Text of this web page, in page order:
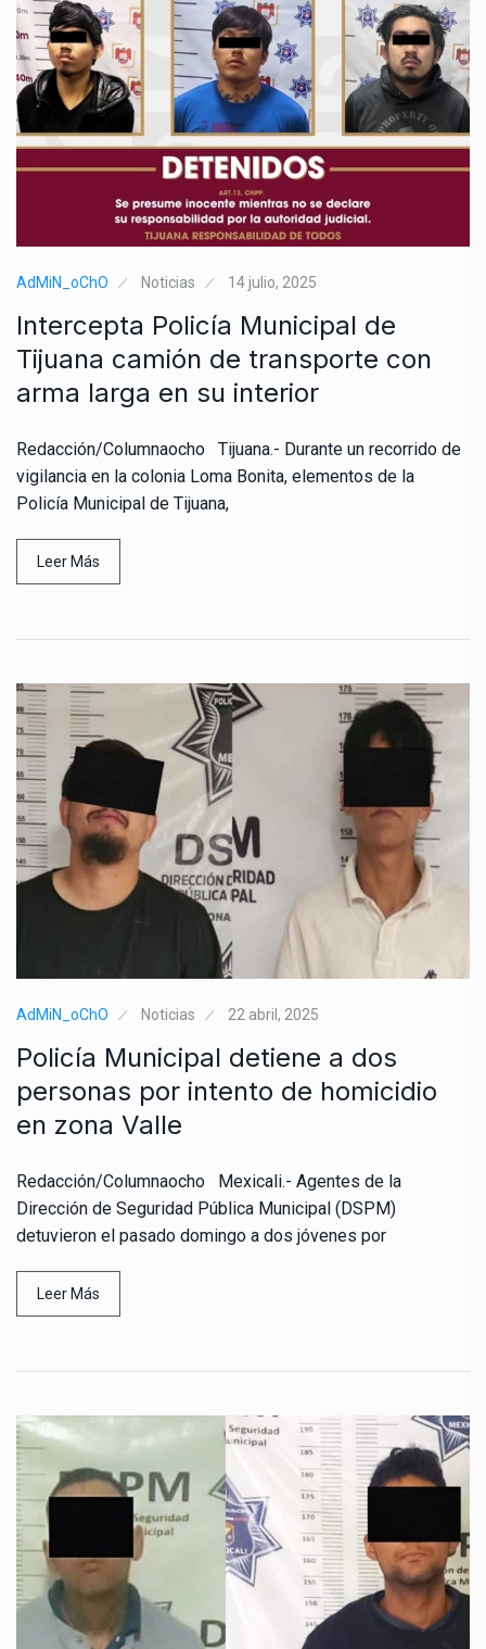
AdMiN_oChO Noticias 14 julio, 2025
Intercepta Policía Municipal de
Tijuana camión de transporte con
arma larga en su interior
Redacción/Columnaocho Tijuana.- Durante un recorrido de
vigilancia en la colonia Loma Bonita, elementos de la
Policía Municipal de Tijuana,
Leer Más
AdMiN_oChO Noticias 22 abril, 2025
Policía Municipal detiene a dos
personas por intento de homicidio
en zona Valle
Redacción/Columnaocho Mexicali.- Agentes de la
Dirección de Seguridad Pública Municipal (DSPM)
detuvieron el pasado domingo a dos jóvenes por
Leer Más